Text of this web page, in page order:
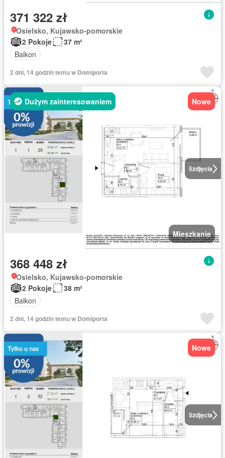
371 322 zł
Osielsko, Kujawsko-pomorskie
2 Pokoje
37 m²
Balkon
2 dni, 14 godzin temu w Domiporta
5zdjęcia
Dużym zainteresowaniem Nowe
Mieszkanie
368 448 zł
Osielsko, Kujawsko-pomorskie
2 Pokoje
38 m²
Balkon
2 dni, 14 godzin temu w Domiporta
5zdjęcia
Nowe